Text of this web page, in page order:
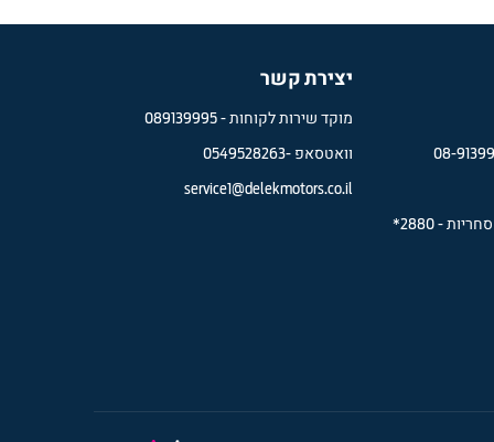
08-
-
2880*
יצירת קשר
מוקד שירות לקוחות - 089139995
וואטסאפ -0549528263
service1@delekmotors.co.il